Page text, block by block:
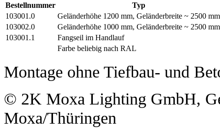
Bestellnummer
Typ
103001.0
Geländerhöhe 1200 mm, Geländerbreite ~ 2500 mm
103002.0
Geländerhöhe 1000 mm, Geländerbreite ~ 2500 mm
103001.1
Fangseil im Handlauf
Farbe beliebig nach RAL
Montage ohne Tiefbau- und
© 2K Moxa Lighting GmbH,
Moxa/Thüringen